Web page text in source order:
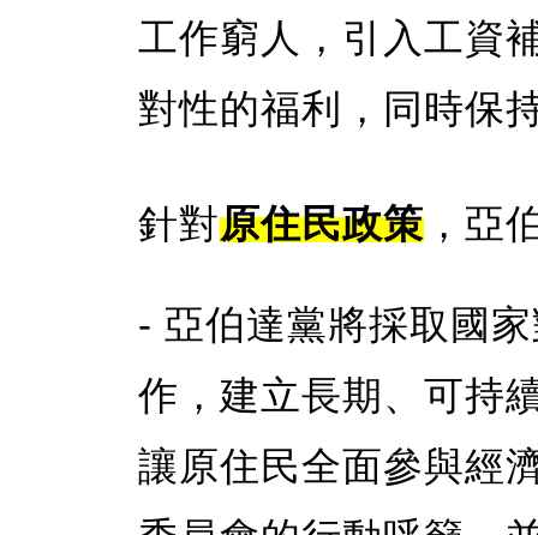
工作窮人，引入工資
對性的福利，同時保
針對原住民政策 ，亞
- 亞伯達黨將採取國
作，建立長期、可持
讓原住民全面參與經